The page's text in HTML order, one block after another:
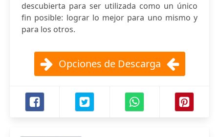
descubierta para ser utilizada como un único
fin posible: lograr lo mejor para uno mismo y
para los otros.
Opciones de Descarga